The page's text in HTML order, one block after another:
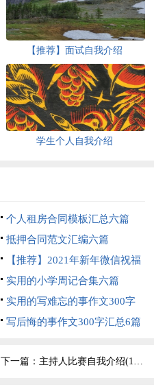
【推荐】面试自我介绍
学生个人自我介绍
个人租房合同模板汇总六篇
抵押合同范文汇编六篇
【推荐】2021年新年微信祝福
语集合78句
实用的小学周记合集六篇
实用的写难忘的事作文300字
汇编七篇
写后悔的事作文300字汇总6篇
下一篇： 主持人比赛自我介绍(15篇)